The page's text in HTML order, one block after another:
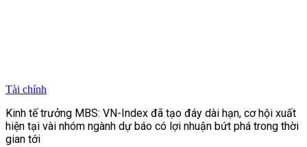
Tài chính
Kinh tế trưởng MBS: VN-Index đã tạo đáy dài hạn, cơ hội xuất
hiện tại vài nhóm ngành dự báo có lợi nhuận bứt phá trong thời
gian tới